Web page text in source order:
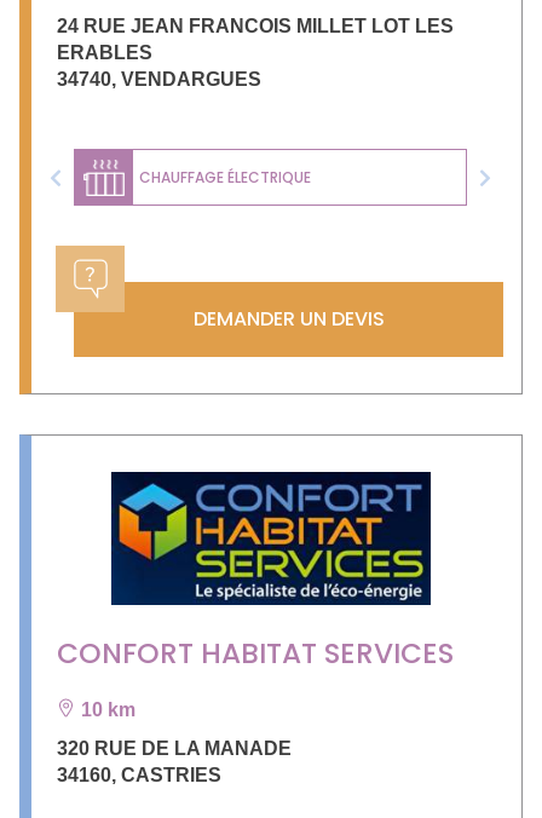
24 RUE JEAN FRANCOIS MILLET LOT LES
ERABLES
34740, VENDARGUES
CHAUFFAGE ÉLECTRIQUE
Previous Next
DEMANDER UN DEVIS
CONFORT HABITAT SERVICES
10 km
320 RUE DE LA MANADE
34160, CASTRIES